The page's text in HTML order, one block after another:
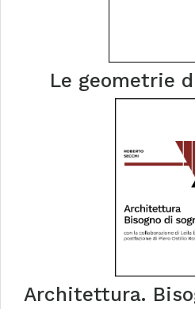
Le geometrie
Architettura.